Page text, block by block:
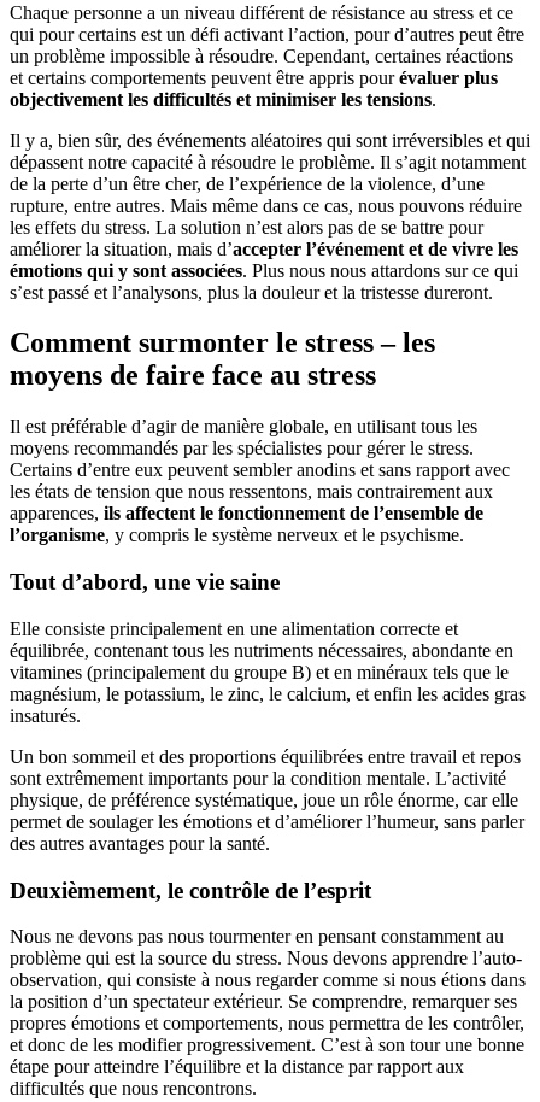
Chaque personne a un niveau différent de résistance au stress et ce
qui pour certains est un défi activant l’action, pour d’autres peut être
un problème impossible à résoudre. Cependant, certaines réactions
et certains comportements peuvent être appris pourévaluer plus
objectivement les difficultés et minimiser les tensions.
Il y a, bien sûr, des événements aléatoires qui sont irréversibles et qui
dépassent notre capacité à résoudre le problème. Il s’agit notamment
de la perte d’un être cher, de l’expérience de la violence, d’une
rupture, entre autres. Mais même dans ce cas, nous pouvons réduire
les effets du stress. La solution n’est alors pas de se battre pour
améliorer la situation, mais d’accepter l’événement et de vivre les
émotions qui y sont associées. Plus nous nous attardons sur ce qui
s’est passé et l’analysons, plus la douleur et la tristesse dureront.
Comment surmonter le stress – les
moyens de faire face au stress
Il est préférable d’agir de manière globale, en utilisant tous les
moyens recommandés par les spécialistes pour gérer le stress.
Certains d’entre eux peuvent sembler anodins et sans rapport avec
les états de tension que nous ressentons, mais contrairement aux
apparences, ils affectent le fonctionnement de l’ensemble de
l’organisme, y compris le système nerveux et le psychisme.
Tout d’abord, une vie saine
Elle consiste principalement en une alimentation correcte et
équilibrée, contenant tous les nutriments nécessaires, abondante en
vitamines (principalement du groupe B) et en minéraux tels que le
magnésium, le potassium, le zinc, le calcium, et enfin les acides gras
insaturés.
Un bon sommeil et des proportions équilibrées entre travail et repos
sont extrêmement importants pour la condition mentale. L’activité
physique, de préférence systématique, joue un rôle énorme, car elle
permet de soulager les émotions et d’améliorer l’humeur, sans parler
des autres avantages pour la santé.
Deuxièmement, le contrôle de l’esprit
Nous ne devons pas nous tourmenter en pensant constamment au
problème qui est la source du stress. Nous devons apprendre l’auto-
observation, qui consiste à nous regarder comme si nous étions dans
la position d’un spectateur extérieur. Se comprendre, remarquer ses
propres émotions et comportements, nous permettra de les contrôler,
et donc de les modifier progressivement. C’est à son tour une bonne
étape pour atteindre l’équilibre et la distance par rapport aux
difficultés que nous rencontrons.